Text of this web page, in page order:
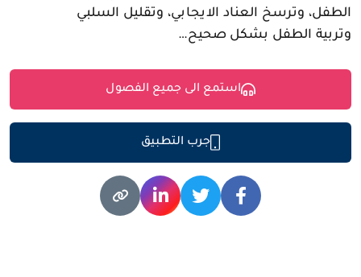
الطفل، وترسخ العناد الايجابي، وتقليل السلبي
وتربية الطفل بشكل صحيح…
استمع الى جميع الفصول
جرب التطبيق